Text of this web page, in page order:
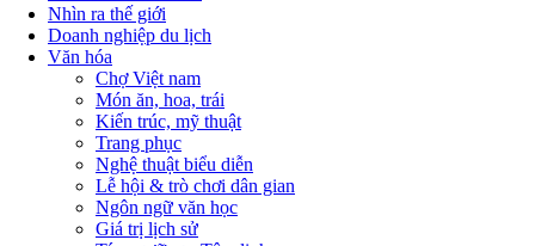
Nhìn ra thế giới
Doanh nghiệp du lịch
Văn hóa
Chợ Việt nam
Món ăn, hoa, trái
Kiến trúc, mỹ thuật
Trang phục
Nghệ thuật biểu diễn
Lễ hội & trò chơi dân gian
Ngôn ngữ văn học
Giá trị lịch sử